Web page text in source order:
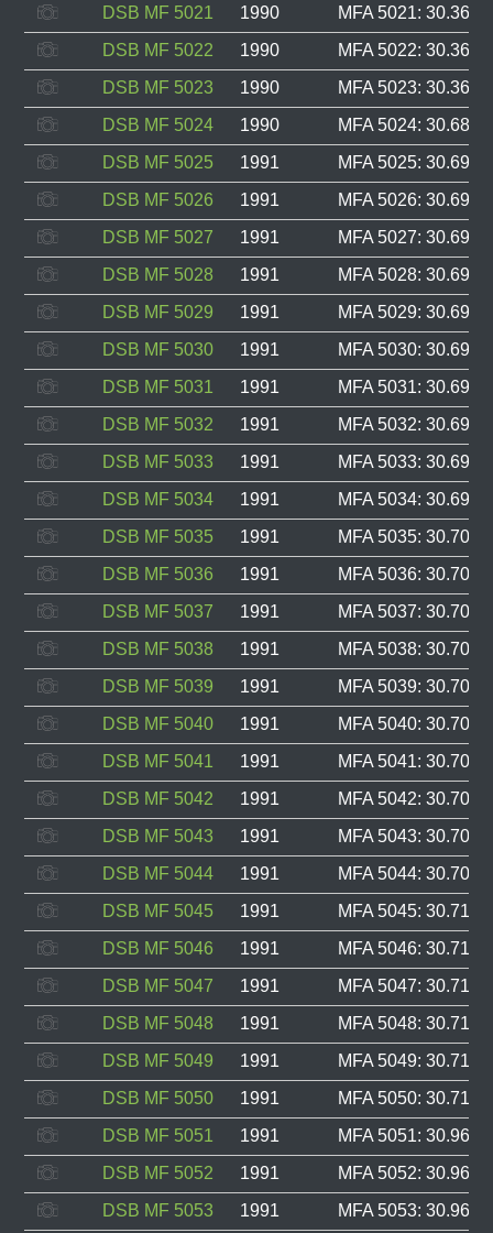
DSB MF 5021
1990
MFA 5021:
DSB MF 5022
1990
MFA 5022:
DSB MF 5023
1990
MFA 5023:
DSB MF 5024
1990
MFA 5024:
DSB MF 5025
1991
MFA 5025:
DSB MF 5026
1991
MFA 5026:
DSB MF 5027
1991
MFA 5027:
DSB MF 5028
1991
MFA 5028:
DSB MF 5029
1991
MFA 5029:
DSB MF 5030
1991
MFA 5030:
DSB MF 5031
1991
MFA 5031:
DSB MF 5032
1991
MFA 5032:
DSB MF 5033
1991
MFA 5033:
DSB MF 5034
1991
MFA 5034:
DSB MF 5035
1991
MFA 5035:
DSB MF 5036
1991
MFA 5036:
DSB MF 5037
1991
MFA 5037:
DSB MF 5038
1991
MFA 5038:
DSB MF 5039
1991
MFA 5039:
DSB MF 5040
1991
MFA 5040:
DSB MF 5041
1991
MFA 5041:
DSB MF 5042
1991
MFA 5042:
DSB MF 5043
1991
MFA 5043:
DSB MF 5044
1991
MFA 5044:
DSB MF 5045
1991
MFA 5045:
DSB MF 5046
1991
MFA 5046:
DSB MF 5047
1991
MFA 5047:
DSB MF 5048
1991
MFA 5048:
DSB MF 5049
1991
MFA 5049:
DSB MF 5050
1991
MFA 5050:
DSB MF 5051
1991
MFA 5051:
DSB MF 5052
1991
MFA 5052:
DSB MF 5053
1991 MFA 5053: